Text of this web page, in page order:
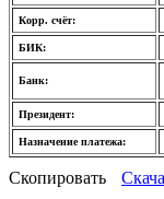
Корр. счёт:
БИК:
Банк:
Президент:
Назначение платежа:
Скопировать